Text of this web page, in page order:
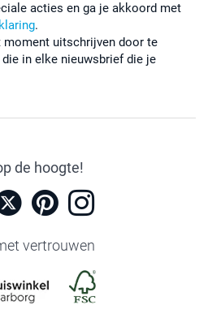
acties en ga je akkoord met
.
moment uitschrijven door te
in elke nieuwsbrief die je
de hoogte!
vertrouwen